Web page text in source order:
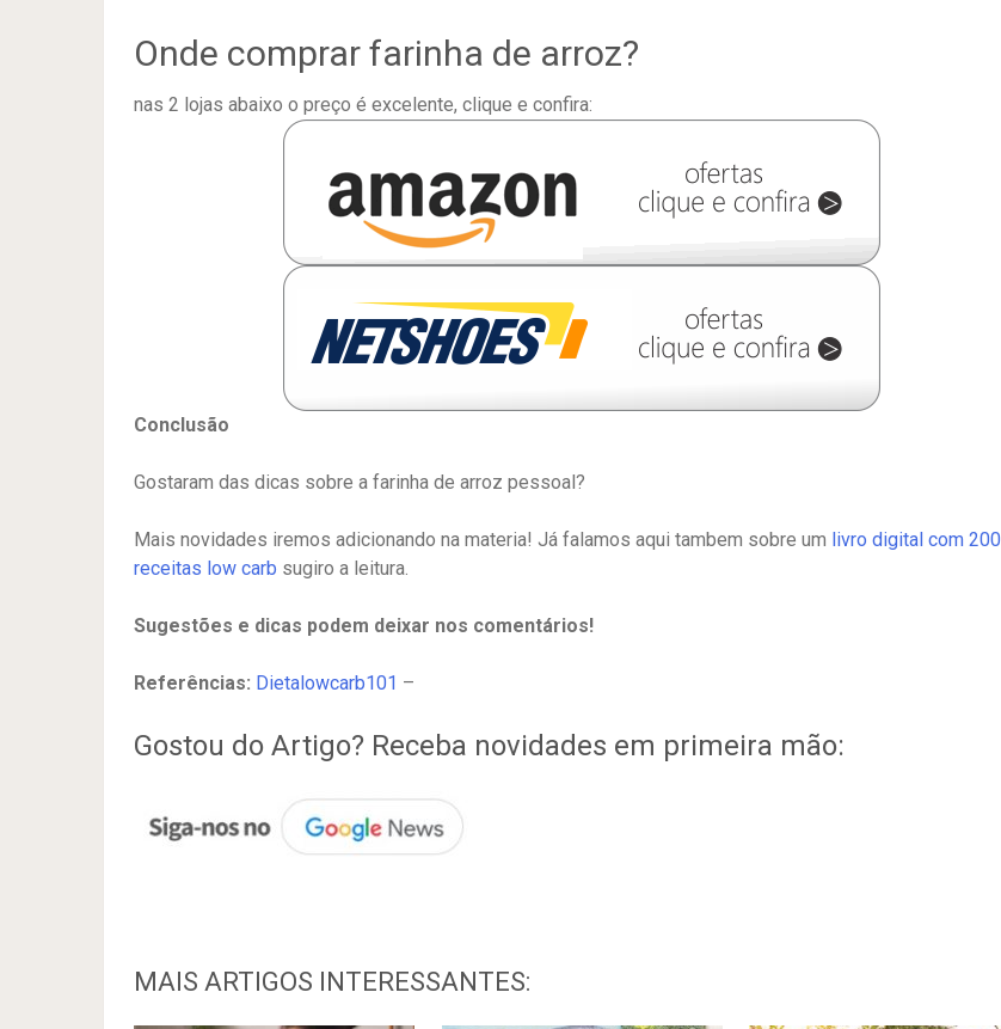
Onde comprar farinha de arroz?
nas 2 lojas abaixo o preço é excelente, clique e confira:
Conclusão
Gostaram das dicas sobre a farinha de arroz pessoal?
Mais novidades iremos adicionando na materia! Já falamos aqui tambem sobre um livro digital com 200
receitas low carb sugiro a leitura.
Sugestões e dicas podem deixar nos comentários!
Referências: Dietalowcarb101 –
Gostou do Artigo? Receba novidades em primeira mão:
MAIS ARTIGOS INTERESSANTES: